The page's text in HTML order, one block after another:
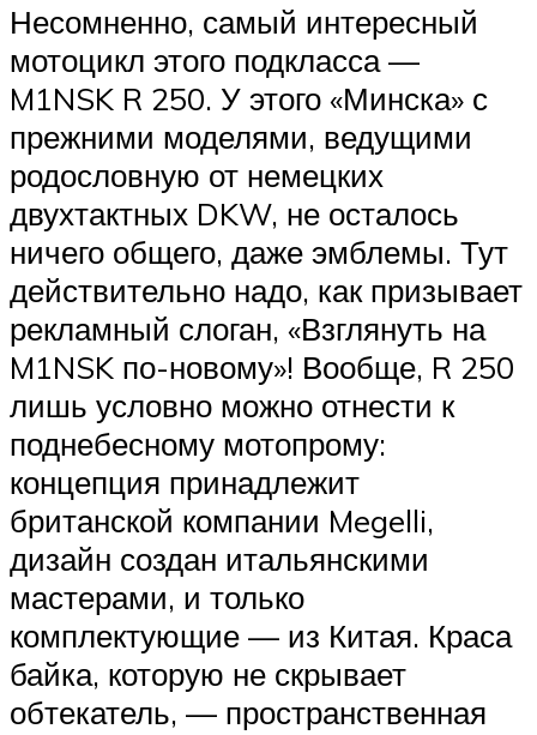
Несомненно, самый интересный
мотоцикл этого подкласса —
M1NSK R 250. У этого «Минска» с
прежними моделями, ведущими
родословную от немецких
двухтактных DKW, не осталось
ничего общего, даже эмблемы. Тут
действительно надо, как призывает
рекламный слоган, «Взглянуть на
M1NSK по-новому»! Вообще, R 250
лишь условно можно отнести к
поднебесному мотопрому:
концепция принадлежит
британской компании Megelli,
дизайн создан итальянскими
мастерами, и только
комплектующие — из Китая. Краса
байка, которую не скрывает
обтекатель, — пространственная